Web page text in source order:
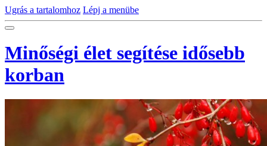
Ugrás a tartalomhoz Lépj a menübe
Minőségi élet segítése idősebb
korban